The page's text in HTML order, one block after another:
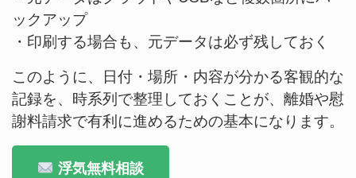
ックアップ
・印刷する場合も、元データは必ず残しておく
このように、日付・場所・内容が分かる客観的な
記録を、時系列で整理しておくことが、離婚や慰
謝料請求で有利に進めるための基本になります。
浮気無料相談